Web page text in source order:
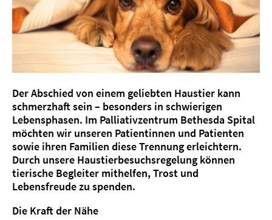
Fachbereiche
Personen
Veranstaltungen & Kurse
Notaufnahme
Der Abschied von einem geliebten Haustier kann
schmerzhaft sein – besonders in schwierigen
Lebensphasen. Im Palliativzentrum Bethesda Spital
möchten wir unseren Patientinnen und Patienten
sowie ihren Familien diese Trennung erleichtern.
Durch unsere Haustierbesuchsregelung können
tierische Begleiter mithelfen, Trost und
Lebensfreude zu spenden.
Die Kraft der Nähe